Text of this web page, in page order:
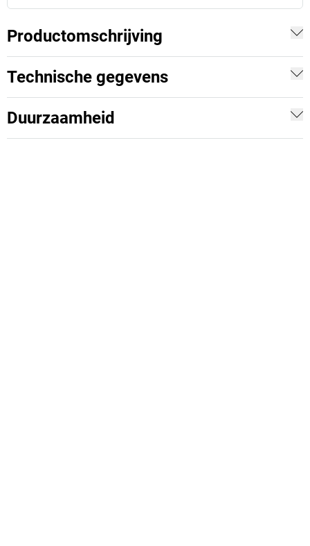
Productomschrijving
Technische gegevens
Duurzaamheid